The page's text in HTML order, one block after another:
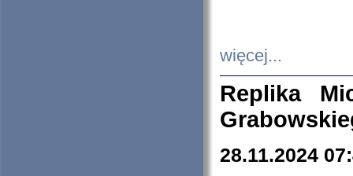
więcej...
Replika
28.11.2024